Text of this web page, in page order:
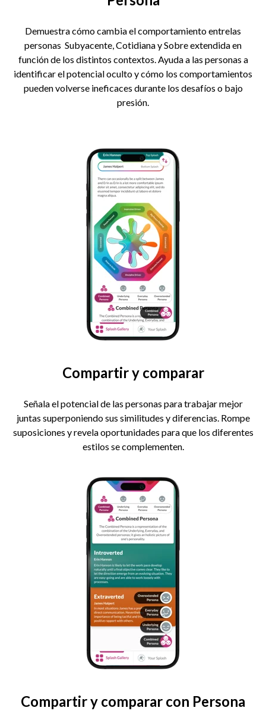
Demuestra cómo cambia el comportamiento entrelas
personas Subyacente, Cotidiana y Sobre extendida en
función de los distintos contextos. Ayuda a las personas a
identificar el potencial oculto y cómo los comportamientos
pueden volverse ineficaces durante los desafíos o bajo
presión.
Compartir y comparar
Señala el potencial de las personas para trabajar mejor
juntas superponiendo sus similitudes y diferencias. Rompe
suposiciones y revela oportunidades para que los diferentes
estilos se complementen.
Compartir y comparar con Persona